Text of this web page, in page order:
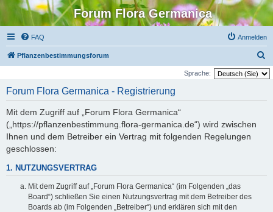
Forum Flora Germanica
FAQ Anmelden
Pflanzenbestimmungsforum
u
Sprache:
Forum Flora Germanica - Registrierung
Mit dem Zugriff auf „Forum Flora Germanica“
(„https://pflanzenbestimmung.flora-germanica.de“) wird zwischen
Ihnen und dem Betreiber ein Vertrag mit folgenden Regelungen
geschlossen:
1. NUTZUNGSVERTRAG
Mit dem Zugriff auf „Forum Flora Germanica“ (im Folgenden „das
Board“) schließen Sie einen Nutzungsvertrag mit dem Betreiber des
Boards ab (im Folgenden „Betreiber“) und erklären sich mit den